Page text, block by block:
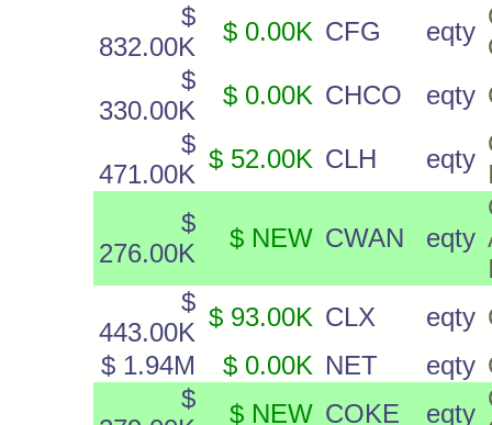
$
832.00K
$ 0.00K CFG eqty
$
330.00K
$ 0.00K CHCO eqty
$
471.00K
$ 52.00K CLH eqty
$
276.00K
$ NEW CWAN eqty
$
443.00K
$ 93.00K CLX eqty
$ 1.94M
$ 0.00K NET eqty
$
$ NEW COKE eqty